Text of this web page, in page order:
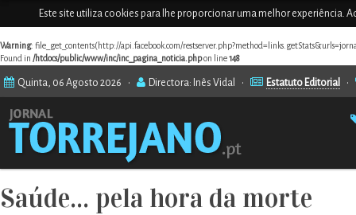
Este site utiliza cookies para lhe proporcionar uma melhor experiência.
Warning: file_get_contents(http://api.facebook.com/
Found in /htdocs/public/www/inc/inc_pagina_noticia.phpon line148
Quinta, 06 Agosto 2026 • Directora: Inês Vidal • Estatuto Editorial •
Saúde... pela hora da morte